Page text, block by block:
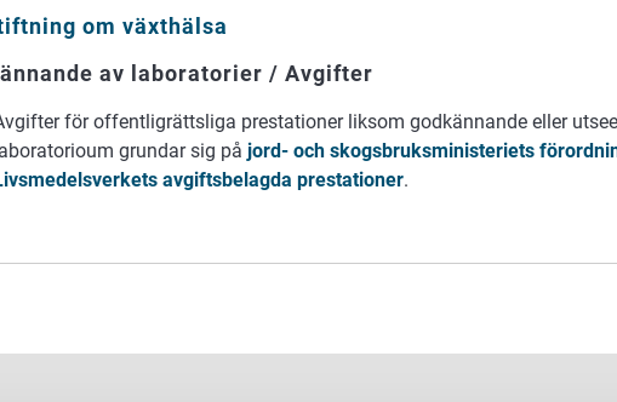
om växthälsa
av laboratorier / Avgifter
för offentligrättsliga prestationer liksom godkännande eller
grundar sig på jord- och skogsbruksministeriets
avgiftsbelagda prestationer.